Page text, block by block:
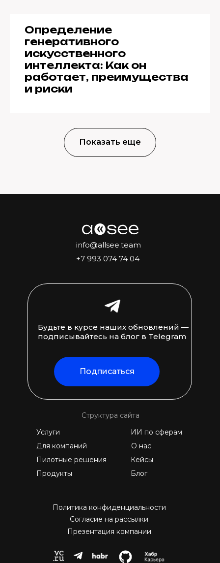
Определение
генеративного
искусственного
интеллекта: Как он
работает, преимущества
и риски
Показать еще
+7 993 074 74 04
Презентация компании
Согласие на рассылки
Политика конфиденциальности
Подписаться
Будьте в курсе наших обновлений —
подписывайтесь на блог в Telegram
Блог
Продукты
Для компаний
ИИ по сферам
Пилотные решения
Услуги
Кейсы
О нас
Структура сайта
info@allsee.team